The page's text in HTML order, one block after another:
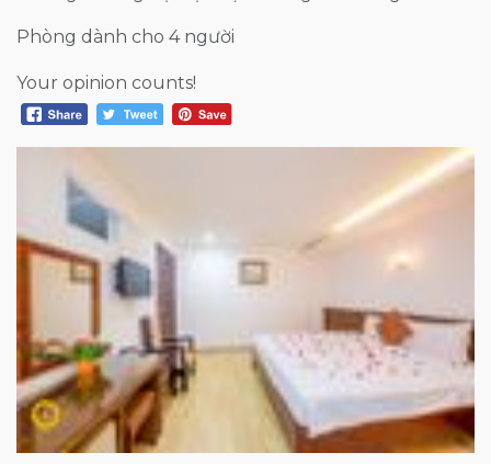
Phòng dành cho 4 người
Your opinion counts!